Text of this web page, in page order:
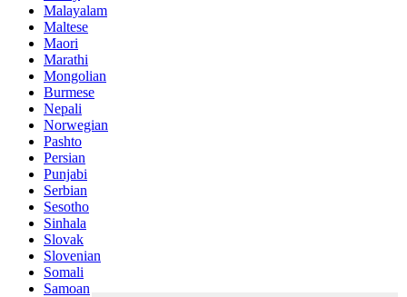
Malayalam
Maltese
Maori
Marathi
Mongolian
Burmese
Nepali
Norwegian
Pashto
Persian
Punjabi
Serbian
Sesotho
Sinhala
Slovak
Slovenian
Somali
Samoan